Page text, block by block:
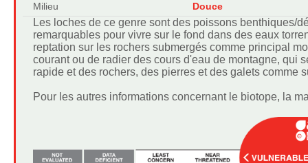
Milieu Douce
Les loches de ce genre sont des poissons benthiques/
remarquables pour vivre sur le fond dans des eaux
reptation sur les rochers submergés comme principal
courant ou de radier des cours d'eau de montagne, qui
rapide et des rochers, des pierres et des galets comme
Pour les autres informations concernant le biotope, la